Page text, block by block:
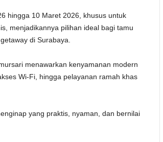
hingga 10 Maret 2026, khusus untuk
menjadikannya pilihan ideal bagi tamu
di Surabaya.
menawarkan kenyamanan modern
Wi-Fi, hingga pelayanan ramah khas
yang praktis, nyaman, dan bernilai